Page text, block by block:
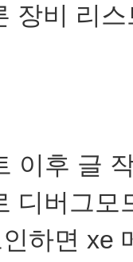
장비 리
이후 글
디버그모
하면 xe